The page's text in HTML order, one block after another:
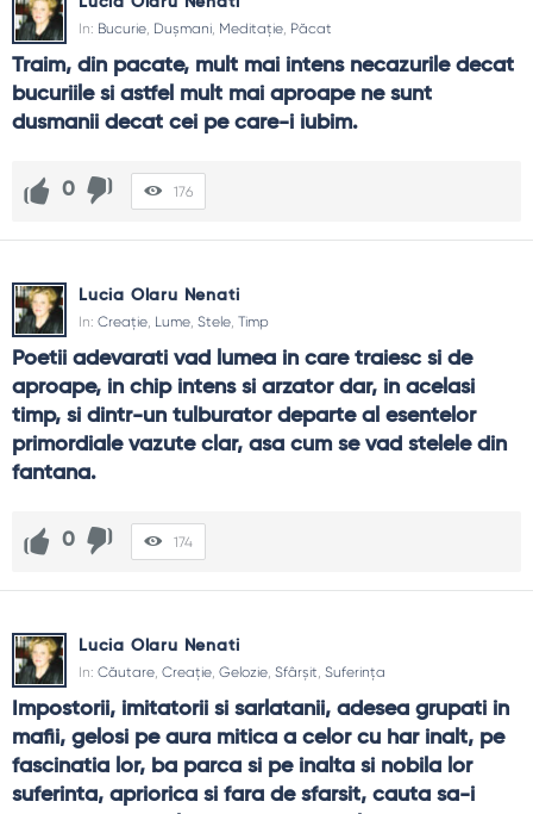
In: Bucurie, Dușmani, Meditație, Păcat
Traim, din pacate, mult mai intens necazurile decat
bucuriile si astfel mult mai aproape ne sunt
dusmanii decat cei pe care-i iubim.
0 176
Lucia Olaru Nenati
In: Creație, Lume, Stele, Timp
Poetii adevarati vad lumea in care traiesc si de
aproape, in chip intens si arzator dar, in acelasi
timp, si dintr-un tulburator departe al esentelor
primordiale vazute clar, asa cum se vad stelele din
fantana.
0 174
Lucia Olaru Nenati
In: Căutare, Creație, Gelozie, Sfârșit, Suferința
Impostorii, imitatorii si sarlatanii, adesea grupati in
mafii, gelosi pe aura mitica a celor cu har inalt, pe
fascinatia lor, ba parca si pe inalta si nobila lor
suferinta, apriorica si fara de sfarsit, cauta sa-i